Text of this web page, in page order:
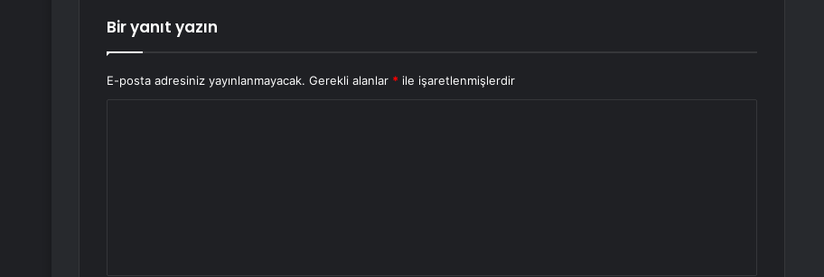
Bir yanıt yazın
E-posta adresiniz yayınlanmayacak. Gerekli alanlar * ile işaretlenmişlerdir